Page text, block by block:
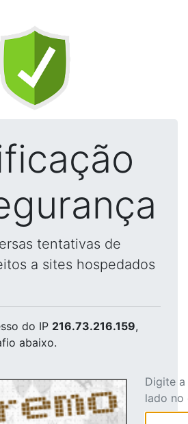
tentativas de
a sites hospedados
do IP 216.73.216.159,
abaixo.
Digite
lado no